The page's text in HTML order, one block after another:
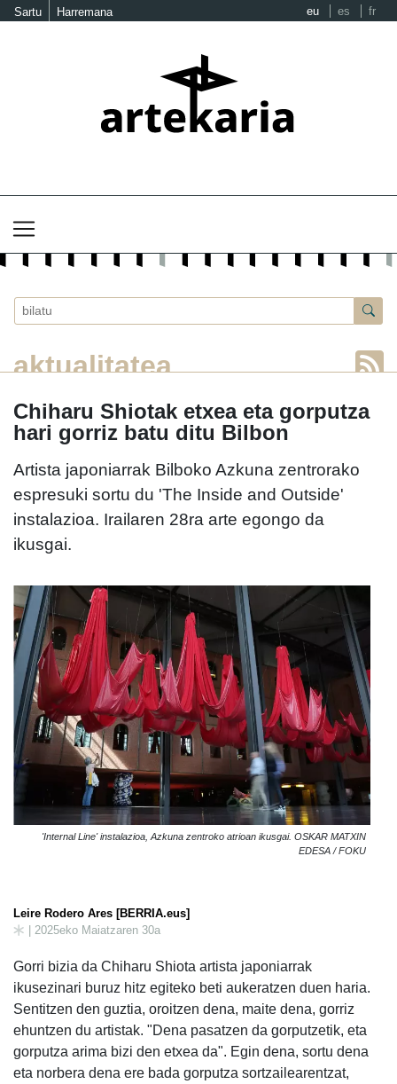
Sartu Harremana eu es fr
aktualitatea
Chiharu Shiotak etxea eta gorputza
hari gorriz batu ditu Bilbon
Artista japoniarrak Bilboko Azkuna zentrorako
espresuki sortu du 'The Inside and Outside'
instalazioa. Irailaren 28ra arte egongo da
ikusgai.
'Internal Line' instalazioa, Azkuna zentroko atrioan ikusgai. OSKAR MATXIN
EDESA / FOKU
Leire Rodero Ares [BERRIA.eus]
| 2025eko Maiatzaren 30a
Gorri bizia da Chiharu Shiota artista japoniarrak
ikusezinari buruz hitz egiteko beti aukeratzen duen haria.
Sentitzen den guztia, oroitzen dena, maite dena, gorriz
ehuntzen du artistak. "Dena pasatzen da gorputzetik, eta
gorputza arima bizi den etxea da". Egin dena, sortu dena
eta norbera dena ere bada gorputza sortzailearentzat,